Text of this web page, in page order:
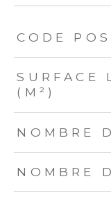
CODE
SURFACE
(M²)
NOMBRE
NOMBRE